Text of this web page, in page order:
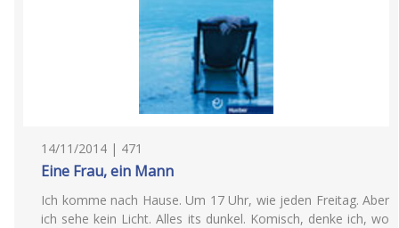
14/11/2014 | 471
Eine Frau, ein Mann
Ich komme nach Hause. Um 17 Uhr, wie jeden Freitag. Aber
ich sehe kein Licht. Alles its dunkel. Komisch, denke ich, wo